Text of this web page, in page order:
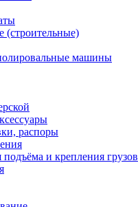
(строительные)
машины
распоры
и крепления грузов